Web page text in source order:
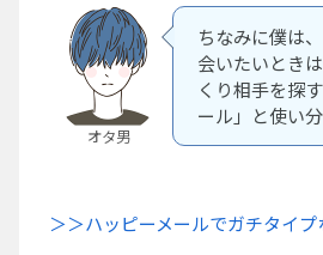
オタ男
ちなみに僕は
会いたいとき
くり相手を探
ール」と使い
＞＞ハッピーメールでガチタイ